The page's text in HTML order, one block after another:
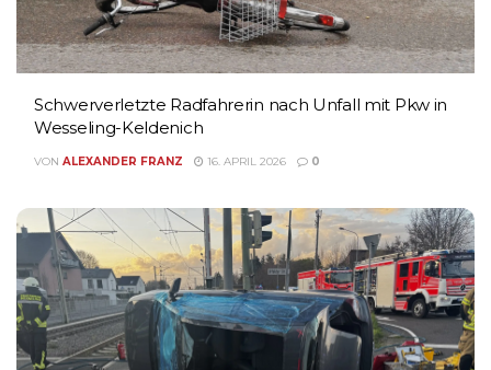
Schwerverletzte Radfahrerin nach Unfall mit Pkw in
Wesseling-Keldenich
VON ALEXANDER FRANZ 16. APRIL 2026 0